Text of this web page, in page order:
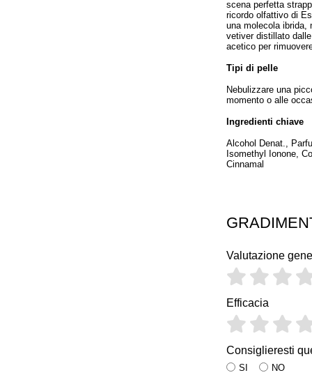
scena perfetta
ricordo olfattivo di
una molecola ibrida,
vetiver distillato
acetico per
Tipi di pelle
Nebulizzare una
momento o alle
Ingredienti chiave
Alcohol Denat.,
Isomethyl Ionone,
Cinnamal
Valutazione
Efficacia
Consiglieresti
SI NO